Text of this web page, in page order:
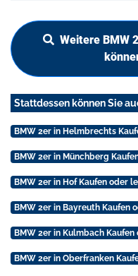
Weitere BMW
Stattdessen können Sie
BMW 2er in Helmbrechts
BMW 2er in Münchberg
BMW 2er in Hof Kaufen oder
BMW 2er in Bayreuth Kaufen
BMW 2er in Kulmbach Kaufen
BMW 2er in Oberfranken